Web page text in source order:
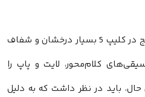
تفکیک فرکانس‌های زیر و میدرنج در کلیپ 5 بسیار درخشان و شفاف
کلام‌محور، لایت و پاپ را
باید در نظر داشت که به دلیل